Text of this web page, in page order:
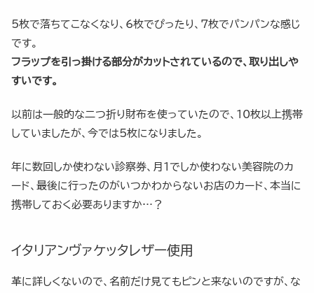
5枚で落ちてこなくなり、6枚でぴったり、7枚でパンパンな感じ
です。
フラップを引っ掛ける部分がカットされているので、取り出しや
すいです。
以前は一般的な二つ折り財布を使っていたので、10枚以上携帯
していましたが、今では5枚になりました。
年に数回しか使わない診察券、月1でしか使わない美容院のカ
ード、最後に行ったのがいつかわからないお店のカード、本当に
携帯しておく必要ありますか…？
イタリアンヴァケッタレザー使用
革に詳しくないので、名前だけ見てもピンと来ないのですが、な